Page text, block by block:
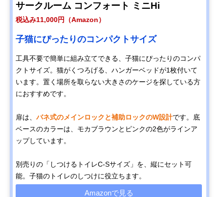
サークルーム コンフォート ミニHi
税込み11,000円（Amazon）
子猫にぴったりのコンパクトサイズ
工具不要で簡単に組み立てできる、子猫にぴったりのコンパ
クトサイズ。猫がくつろげる、ハンガーベッドが1枚付いて
います。置く場所を取らない大きさのケージを探している方
におすすめです。
扉は、 バネ式のメインロックと補助ロックのW設計です。底
ベースのカラーは、モカブラウンとピンクの2色がラインア
ップしています。
別売りの「しつけるトイレC-Sサイズ」を、縦にセット可
能。子猫のトイレのしつけに役立ちます。
Amazonで見る